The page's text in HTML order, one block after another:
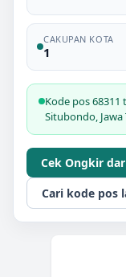
CAKUPAN KOTA
1
Kode pos
Situbondo, Jawa
Cek Ongkir
Cari kode pos